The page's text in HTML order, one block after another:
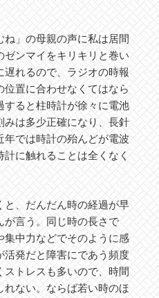
ね」の母親の声に私は居間
ゼンマイをキリキリと巻い
遅れるので、ラジオの時報
位置に合わせなくてはなら
すると柱時計が徐々に電池
みは多少正確になり、長針
年では時計の殆んどが電波
計に触れることは全くなく
と、だんだん時の経過が早
が言う。同じ時の長さで
集中力などでそのように感
活発だと障害にであう頻度
ストレスも多いので、時間
れない。ならば若い時のほ